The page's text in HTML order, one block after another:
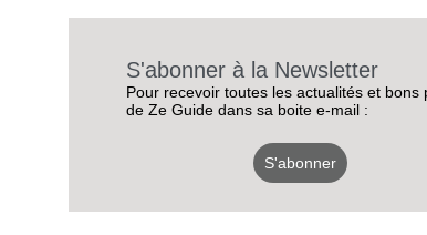
S'abonner à la Newsletter
Pour recevoir toutes les actualités et bons
de Ze Guide dans sa boite e-mail :
S'abonner